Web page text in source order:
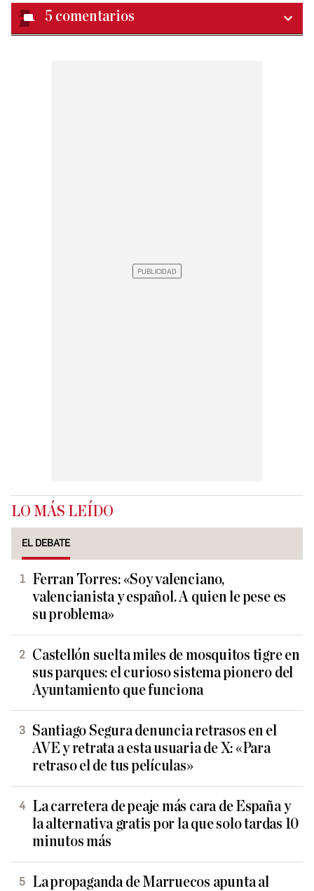
5 comentarios
LO MÁS LEÍDO
EL DEBATE
Ferran Torres: «Soy valenciano,
valencianista y español. A quien le pese es
su problema»
Castellón suelta miles de mosquitos tigre en
sus parques: el curioso sistema pionero del
Ayuntamiento que funciona
Santiago Segura denuncia retrasos en el
AVE y retrata a esta usuaria de X: «Para
retraso el de tus películas»
La carretera de peaje más cara de España y
la alternativa gratis por la que solo tardas 10
minutos más
La propaganda de Marruecos apunta al